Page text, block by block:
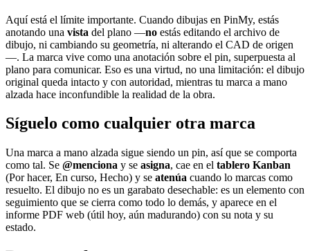
Aquí está el límite importante. Cuando dibujas en PinMy, estás
anotando una vista del plano —no estás editando el archivo de
dibujo, ni cambiando su geometría, ni alterando el CAD de origen
—. La marca vive como una anotación sobre el pin, superpuesta al
plano para comunicar. Eso es una virtud, no una limitación: el dibujo
original queda intacto y con autoridad, mientras tu marca a mano
alzada hace inconfundible la realidad de la obra.
Síguelo como cualquier otra marca
Una marca a mano alzada sigue siendo un pin, así que se comporta
como tal. Se @menciona y se asigna, cae en el tablero Kanban
(Por hacer, En curso, Hecho) y se atenúa cuando lo marcas como
resuelto. El dibujo no es un garabato desechable: es un elemento con
seguimiento que se cierra como todo lo demás, y aparece en el
informe PDF web (útil hoy, aún madurando) con su nota y su
estado.